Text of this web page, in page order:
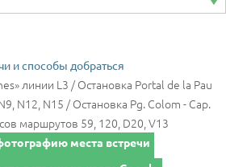
и способы добраться
линии L3 / Остановка Portal de la Pau
N12, N15 / Остановка Pg. Colom - Cap.
маршрутов 59, 120, D20, V13
места встречи